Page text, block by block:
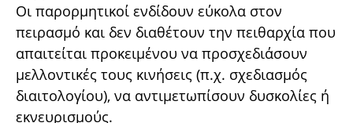
Οι παρορμητικοί ενδίδουν εύκολα στον
πειρασμό και δεν διαθέτουν την πειθαρχία που
απαιτείται προκειμένου να προσχεδιάσουν
μελλοντικές τους κινήσεις (π.χ. σχεδιασμός
διαιτολογίου), να αντιμετωπίσουν δυσκολίες ή
εκνευρισμούς.